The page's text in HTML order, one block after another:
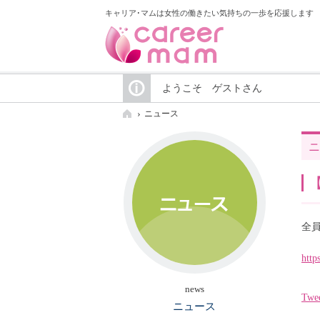
キャリア･マムは女性の働きたい気持ちの一歩を応援します
ようこそ ゲストさん
ニュース
全
news
ニュース